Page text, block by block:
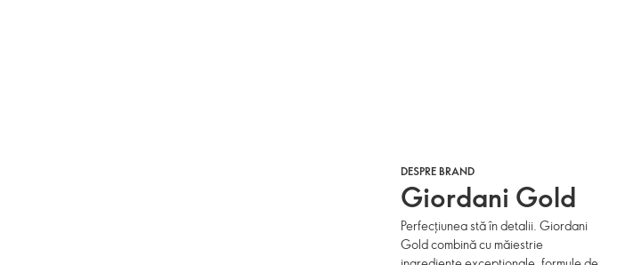
DESPRE BRAND
Giordani Gold
Perfecțiunea stă în detalii. Giordani
Gold combină cu măiestrie